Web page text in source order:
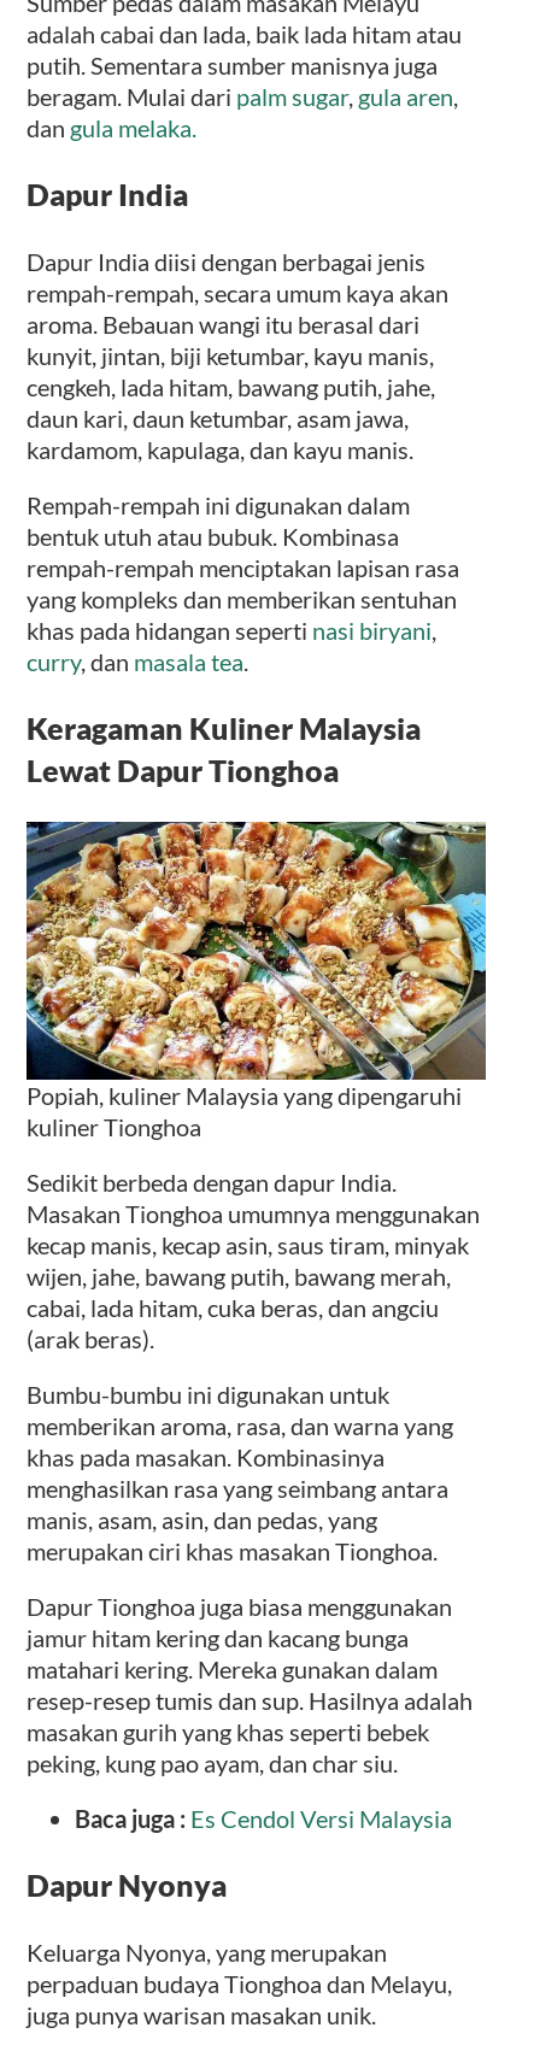
adalah cabai dan lada, baik lada hitam atau
putih. Sementara sumber manisnya juga
beragam. Mulai dari palm sugar, gula aren
dan gula melaka.
Dapur India
Dapur India diisi dengan berbagai jenis
rempah-rempah, secara umum kaya akan
aroma. Bebauan wangi itu berasal dari
kunyit, jintan, biji ketumbar, kayu manis,
cengkeh, lada hitam, bawang putih, jahe,
daun kari, daun ketumbar, asam jawa,
kardamom, kapulaga, dan kayu manis.
Rempah-rempah ini digunakan dalam
bentuk utuh atau bubuk. Kombinasa
rempah-rempah menciptakan lapisan rasa
yang kompleks dan memberikan sentuhan
khas pada hidangan seperti nasi biryani
curry, dan masala tea
Keragaman Kuliner Malaysia
Lewat Dapur Tionghoa
Popiah, kuliner Malaysia yang dipengaruhi
kuliner Tionghoa
Sedikit berbeda dengan dapur India.
Masakan Tionghoa umumnya menggunakan
kecap manis, kecap asin, saus tiram, minyak
wijen, jahe, bawang putih, bawang merah,
cabai, lada hitam, cuka beras, dan angciu
(arak beras).
Bumbu-bumbu ini digunakan untuk
memberikan aroma, rasa, dan warna yang
khas pada masakan. Kombinasinya
menghasilkan rasa yang seimbang antara
manis, asam, asin, dan pedas, yang
merupakan ciri khas masakan Tionghoa.
Dapur Tionghoa juga biasa menggunakan
jamur hitam kering dan kacang bunga
matahari kering. Mereka gunakan dalam
resep-resep tumis dan sup. Hasilnya adalah
masakan gurih yang khas seperti bebek
peking, kung pao ayam, dan char siu.
Baca juga : Es Cendol Versi Malaysia
Dapur Nyonya
Keluarga Nyonya, yang merupakan
perpaduan budaya Tionghoa dan Melayu,
juga punya warisan masakan unik.